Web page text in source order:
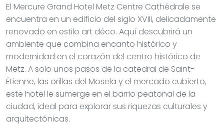
El Mercure Grand Hotel Metz Centre Cathédrale se
encuentra en un edificio del siglo XVIII, delicadamente
renovado en estilo art déco. Aquí descubrirá un
ambiente que combina encanto histórico y
modernidad en el corazón del centro histórico de
Metz. A solo unos pasos de la catedral de Saint-
Étienne, las orillas del Mosela y el mercado cubierto,
este hotel le sumerge en el barrio peatonal de la
ciudad, ideal para explorar sus riquezas culturales y
arquitectónicas.